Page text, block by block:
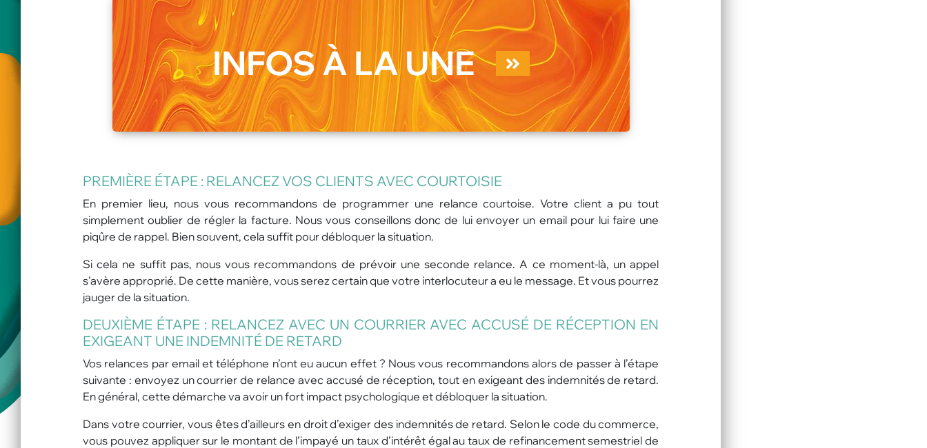
INFOS À LA UNE
PREMIÈRE ÉTAPE : RELANCEZ VOS CLIENTS AVEC COURTOISIE
En premier lieu, nous vous recommandons de programmer une relance courtoise. Votre client a pu tout
simplement oublier de régler la facture. Nous vous conseillons donc de lui envoyer un email pour lui faire une
piqûre de rappel. Bien souvent, cela suffit pour débloquer la situation.
Si cela ne suffit pas, nous vous recommandons de prévoir une seconde relance. A ce moment-là, un appel
s’avère approprié. De cette manière, vous serez certain que votre interlocuteur a eu le message. Et vous pourrez
jauger de la situation.
DEUXIÈME ÉTAPE : RELANCEZ AVEC UN COURRIER AVEC ACCUSÉ DE RÉCEPTION EN
EXIGEANT UNE INDEMNITÉ DE RETARD
Vos relances par email et téléphone n’ont eu aucun effet ? Nous vous recommandons alors de passer à l’étape
suivante : envoyez un courrier de relance avec accusé de réception, tout en exigeant des indemnités de retard.
En général, cette démarche va avoir un fort impact psychologique et débloquer la situation.
Dans votre courrier, vous êtes d’ailleurs en droit d’exiger des indemnités de retard. Selon le code du commerce,
vous pouvez appliquer sur le montant de l’impayé un taux d’intérêt égal au taux de refinancement semestriel de